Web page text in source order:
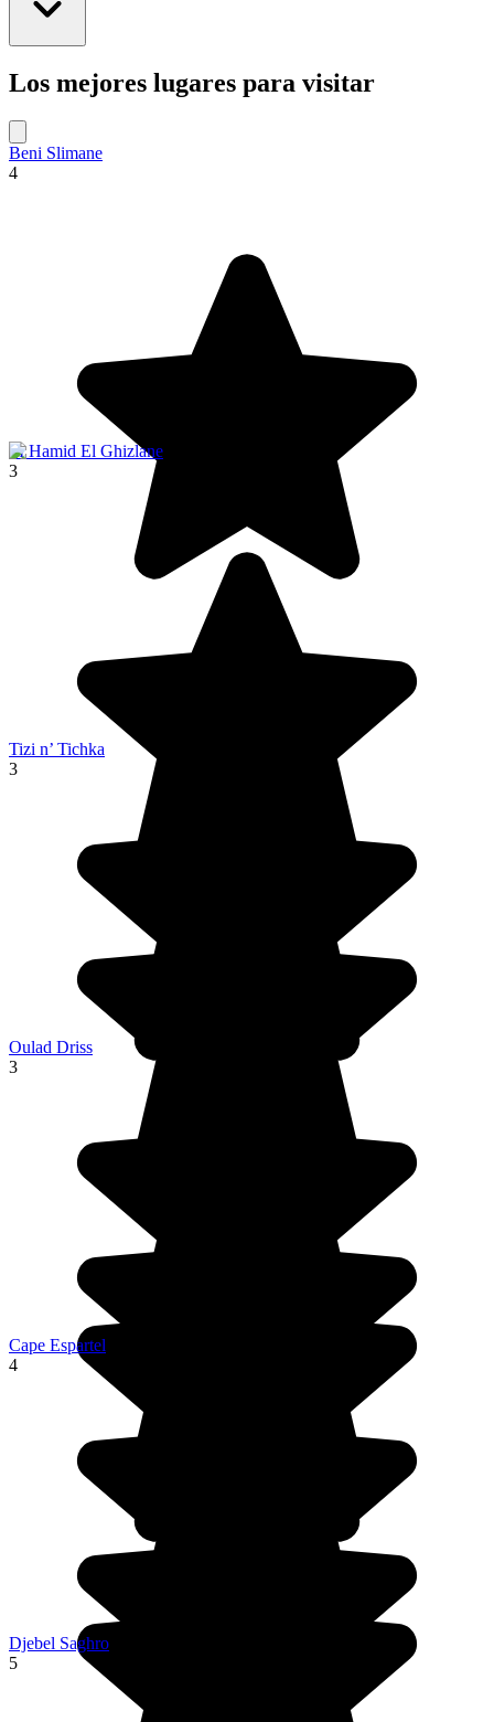
Los mejores lugares para visitar
Beni Slimane
4
M Hamid El Ghizlane
3
Tizi n’ Tichka
3
Oulad Driss
3
Cape Espartel
4
Djebel Saghro
5